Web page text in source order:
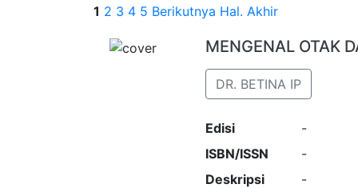
1 2 3 4 5 Berikutnya Hal. Akhir
MENGENAL OTAK
DR. BETINA IP
Edisi
-
ISBN/ISSN
-
Deskripsi
-